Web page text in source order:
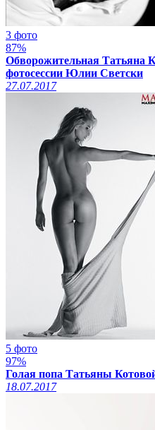
3 фото
87%
Обворожительная Татьяна
фотосессии Юлии Светски
27.07.2017
5 фото
97%
Голая попа Татьяны
18.07.2017